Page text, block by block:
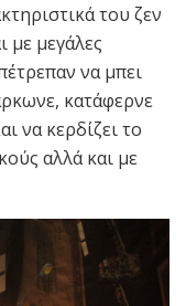
του ζεν
με μεγάλες
να μπει
κατάφερνε
να κερδίζει το
αλλά και με